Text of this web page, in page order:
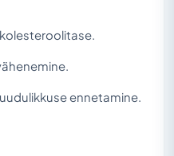
ennetamine.